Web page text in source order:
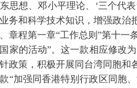
思想、邓小平理论、‘三个代
务和科学技术知识，增强政治
程第一章“工作总则”第十一条
家的活动”。这一款相应修改
政策，积极开展同台湾同胞和
强同香港特别行政区同胞、